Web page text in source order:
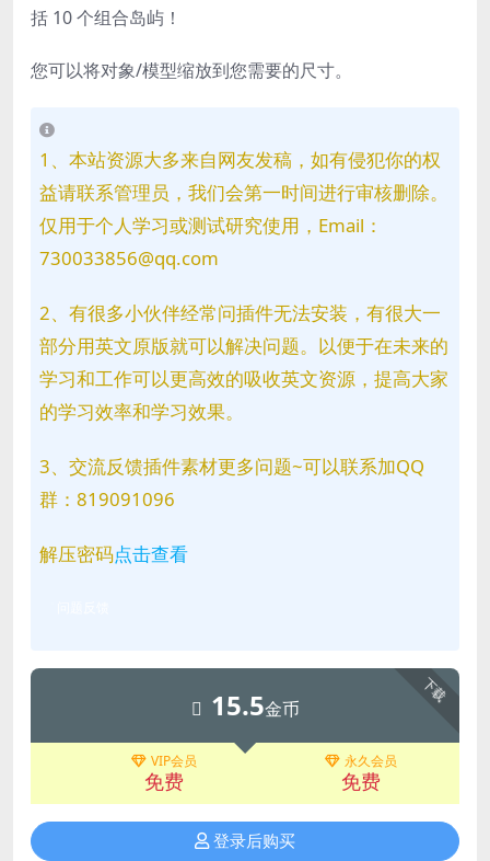
括 10 个组合岛屿！
您可以将对象/模型缩放到您需要的尺寸。
1、本站资源大多来自网友发稿，如有侵犯你的权
益请联系管理员，我们会第一时间进行审核删除。
仅用于个人学习或测试研究使用，Email：
730033856@qq.com
2、有很多小伙伴经常问插件无法安装，有很大一
部分用英文原版就可以解决问题。以便于在未来的
学习和工作可以更高效的吸收英文资源，提高大家
的学习效率和学习效果。
3、交流反馈插件素材更多问题~可以联系加QQ
群：819091096
解压密码点击查看
下载
15.5金币
VIP会员
免费
永久会员
免费
登录后购买